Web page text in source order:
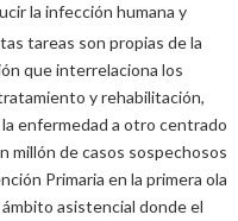
la infección humana y
tareas son propias de la
que interrelaciona los
y rehabilitación,
enfermedad a otro centrado
millón de casos sospechosos
Primaria en la primera ola
asistencial donde el